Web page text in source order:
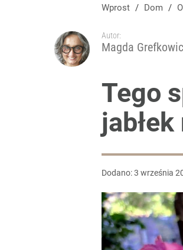
Nie pozwól pomidorom rosnąć
dodaj
Farmacja: wzrost pod presją.
Wprost / Dom /
Autor:
Magda
Tego
Dodano:3 września